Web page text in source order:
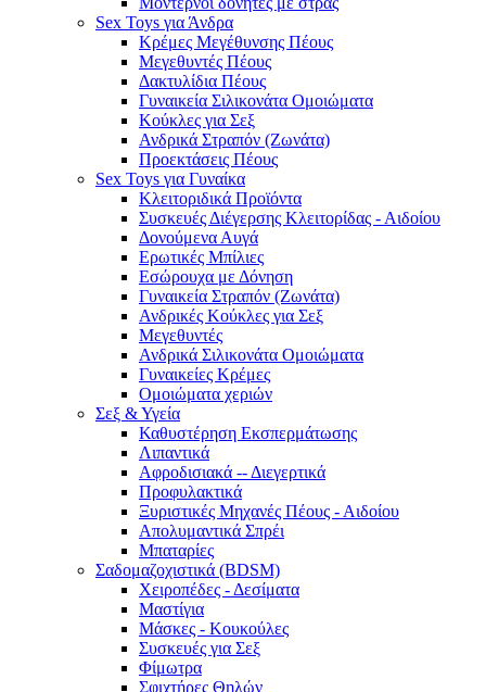
Sex Toys για Άνδρα
Κρέμες Μεγέθυνσης Πέους
Μεγεθυντές Πέους
Δακτυλίδια Πέους
Γυναικεία Σιλικονάτα Ομοιώματα
Κούκλες για Σεξ
Ανδρικά Στραπόν (Ζωνάτα)
Προεκτάσεις Πέους
Sex Toys για Γυναίκα
Κλειτοριδικά Προϊόντα
Συσκευές Διέγερσης Κλειτορίδας - Αιδοίου
Δονούμενα Αυγά
Ερωτικές Μπίλιες
Εσώρουχα με Δόνηση
Γυναικεία Στραπόν (Ζωνάτα)
Ανδρικές Κούκλες για Σεξ
Μεγεθυντές
Ανδρικά Σιλικονάτα Ομοιώματα
Γυναικείες Κρέμες
Ομοιώματα χεριών
Σεξ & Υγεία
Καθυστέρηση Εκσπερμάτωσης
Λιπαντικά
Αφροδισιακά -- Διεγερτικά
Προφυλακτικά
Ξυριστικές Μηχανές Πέους - Αιδοίου
Απολυμαντικά Σπρέι
Μπαταρίες
Σαδομαζοχιστικά (BDSM)
Χειροπέδες - Δεσίματα
Μαστίγια
Μάσκες - Κουκούλες
Συσκευές για Σεξ
Φίμωτρα
Σφιχτήρες Θηλών